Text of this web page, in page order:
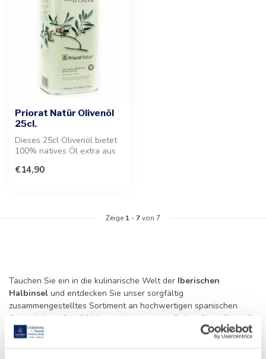
Priorat Natür Olivenöl
25cl.
Dieses 25cl Olivenöl bietet
100% natives Öl extra aus
O...
€14,90
Zeige 1 -7von 7
Tauchen Sie ein in die kulinarische Welt der Iberischen
Halbinsel und entdecken Sie unser sorgfältig
zusammengestelltes Sortiment an hochwertigen spanischen
Spezialitäten. Seit 2014 steht die Leonidas Online Shop Gistel für
exzellenten Service und die Bereitstellung von Delikatessen, die